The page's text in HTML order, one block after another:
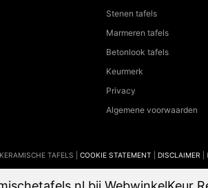
Stenen tafels
Marmeren tafels
Betonlook tafels
Keurmerk
Privacy
Algemene voorwaarden
TAFELS | COOKIE STATEMENT| DISCLAIMER|